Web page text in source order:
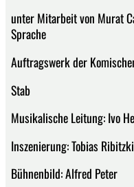
unter Mitarbeit von Murat
Sprache
Auftragswerk der
Stab
Musikalische Leitung: Ivo
Inszenierung: Tobias Ribitzki
Bühnenbild: Alfred Peter